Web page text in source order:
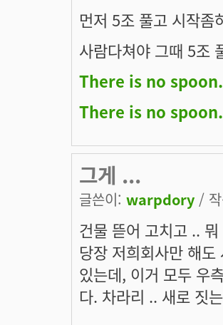
먼저 5조 풀고 시작좀
사람다쳐야 그때 5조
There is no spoon.
There is no spoon.
그게 ...
글쓴이: warpdory /
건물 뜯어 고치고 ..
당장 저희회사만 해
있는데, 이거 모두 우
다. 차라리 .. 새로 짓